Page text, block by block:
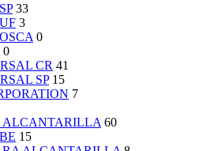
33
3
0
0
CR 41
SP 15
7
ALCANTARILLA 60
15